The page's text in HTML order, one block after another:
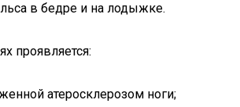
в бедре и на лодыжке.
проявляется:
атеросклерозом ноги;